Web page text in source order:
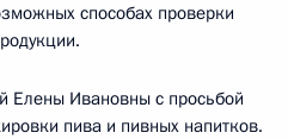
способах проверки
Елены Ивановны с просьбой
пива и пивных напитков.